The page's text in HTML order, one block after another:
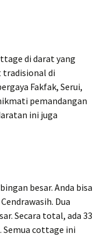
di darat yang
tradisional di
Fakfak, Serui,
pemandangan
ini juga
besar. Anda bisa
Dua
Secara total, ada 33
Semua cottage ini